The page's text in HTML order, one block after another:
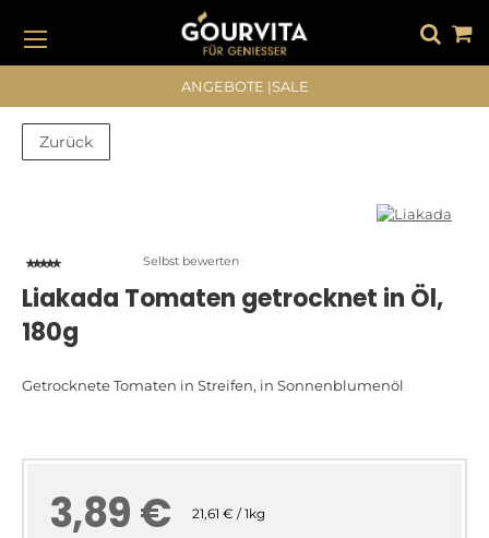
DIREKT
ZUM
INHALT
#DRÜCKEN SIE DIE EINGABETASTE, UM ZU SUCHEN
ANGEBOTE |SALE
Zurück
springen
springen
Selbst bewerten
Liakada Tomaten getrocknet in Öl,
180g
Getrocknete Tomaten in Streifen, in Sonnenblumenöl
3,89 € 21,61 € / 1kg